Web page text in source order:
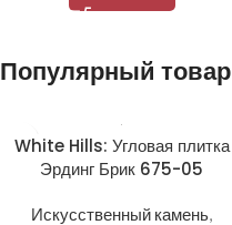
Популярный товар
White Hills: Угловая плитка
Эрдинг Брик 675-05
Искусственный камень,